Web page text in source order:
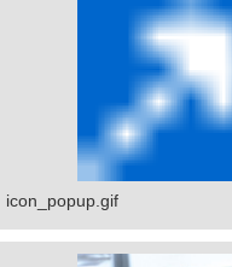
icon_popup.gif